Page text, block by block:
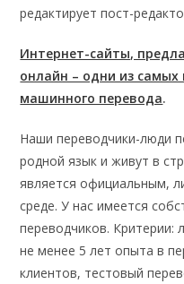
редактирует пост-
Интернет-сайты,
онлайн – одни из самых
машинного перевода.
Наши переводчики-люди
родной язык и живут в
является официальным,
среде. У нас имеется
переводчиков. Критерии:
не менее 5 лет опыта в
клиентов, тестовый